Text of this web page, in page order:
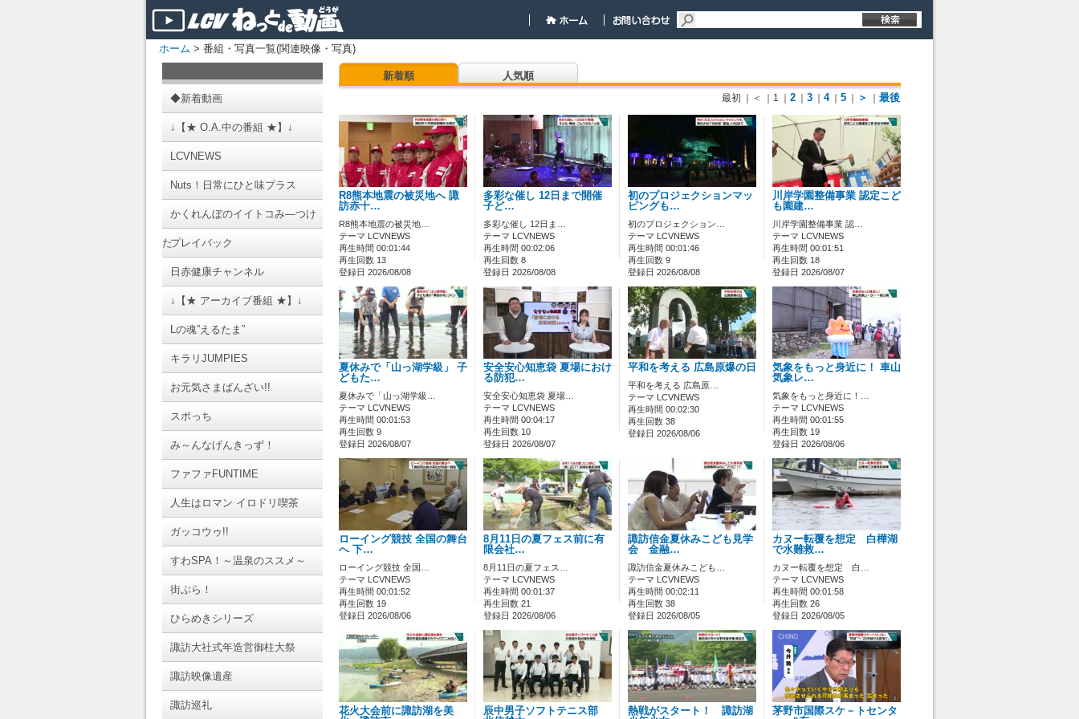
ホーム > 番組・写真一覧(関連映像・写真)
◆新着動画
↓【★ O.A.中の番組 ★】↓
LCVNEWS
Nuts！日常にひと味プラス
かくれんぼのイイトコみ―つけ
たプレイバック
日赤健康チャンネル
↓【★ アーカイブ番組 ★】↓
Lの魂”えるたま”
キラリJUMPIES
お元気さまばんざい!!
スポっち
み～んなげんきっず！
ファファFUNTIME
人生はロマン イロドリ喫茶
ガッコウゥ!!
すわSPA！～温泉のススメ～
街ぶら！
ひらめきシリーズ
諏訪大社式年造営御柱大祭
諏訪映像遺産
諏訪巡礼
新着順 人気順
最初 ｜＜ ｜1 2 3 4 5 ＞ 最後
R8熊本地震の被災地へ 諏
訪赤十…
R8熊本地震の被災地…
テーマ LCVNEWS
再生時間 00:01:44
再生回数 13
登録日 2026/08/08
多彩な催し 12日まで開催
子ど…
多彩な催し 12日ま…
テーマ LCVNEWS
再生時間 00:02:06
再生回数 8
登録日 2026/08/08
初のプロジェクションマッ
ピングも…
初のプロジェクション…
テーマ LCVNEWS
再生時間 00:01:46
再生回数 9
登録日 2026/08/08
川岸学園整備事業 認定こど
も園建…
川岸学園整備事業 認…
テーマ LCVNEWS
再生時間 00:01:51
再生回数 18
登録日 2026/08/07
夏休みで「山っ湖学級」 子
どもた…
夏休みで「山っ湖学級…
テーマ LCVNEWS
再生時間 00:01:53
再生回数 9
登録日 2026/08/07
安全安心知恵袋 夏場におけ
る防犯…
安全安心知恵袋 夏場…
テーマ LCVNEWS
再生時間 00:04:17
再生回数 10
登録日 2026/08/07
平和を考える 広島原爆の日
平和を考える 広島原…
テーマ LCVNEWS
再生時間 00:02:30
再生回数 38
登録日 2026/08/06
気象をもっと身近に！ 車山
気象レ…
気象をもっと身近に！…
テーマ LCVNEWS
再生時間 00:01:55
再生回数 19
登録日 2026/08/06
ローイング競技 全国の舞台
へ 下…
ローイング競技 全国…
テーマ LCVNEWS
再生時間 00:01:52
再生回数 19
登録日 2026/08/06
8月11日の夏フェス前に有
限会社…
8月11日の夏フェス…
テーマ LCVNEWS
再生時間 00:01:37
再生回数 21
登録日 2026/08/06
諏訪信金夏休みこども見学
会 金融…
諏訪信金夏休みこども…
テーマ LCVNEWS
再生時間 00:02:11
再生回数 38
登録日 2026/08/05
カヌー転覆を想定 白樺湖
で水難救…
カヌー転覆を想定 白…
テーマ LCVNEWS
再生時間 00:01:58
再生回数 26
登録日 2026/08/05
花火大会前に諏訪湖を美
辰中男子ソフトテニス部
熱戦がスタート！ 諏訪湖
茅野市国際スケ－トセンタ